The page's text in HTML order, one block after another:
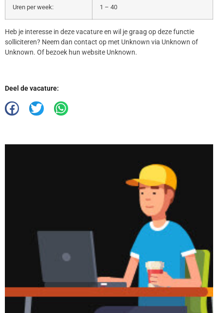
Uren per week: 1 – 40
Heb je interesse in deze vacature en wil je graag op deze functie
solliciteren? Neem dan contact op met Unknown via Unknown of
Unknown. Of bezoek hun website Unknown.
Deel de vacature: